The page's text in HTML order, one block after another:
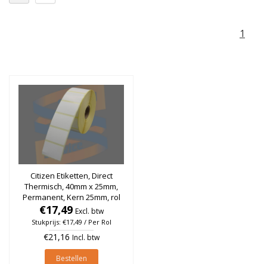
1
Citizen Etiketten, Direct
Thermisch, 40mm x 25mm,
Permanent, Kern 25mm, rol
à 2.000 stuks
€17,49 Excl. btw
Stukprijs: €17,49 / Per Rol
€21,16 Incl. btw
Bestellen